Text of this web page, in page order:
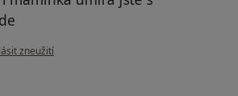
názoru uživatele Váš účet byl odstraněn
zneužití